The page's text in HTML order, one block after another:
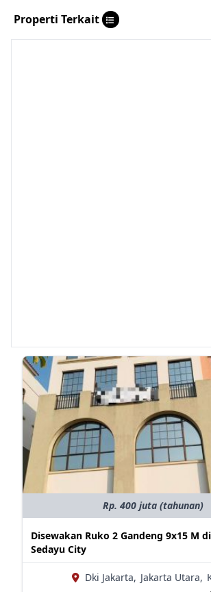
Properti Terkait
Rp. 400 juta (tahunan)
Disewakan Ruko 2 Gandeng 9x15 M
Sedayu City
Dki Jakarta, Jakarta Utara,